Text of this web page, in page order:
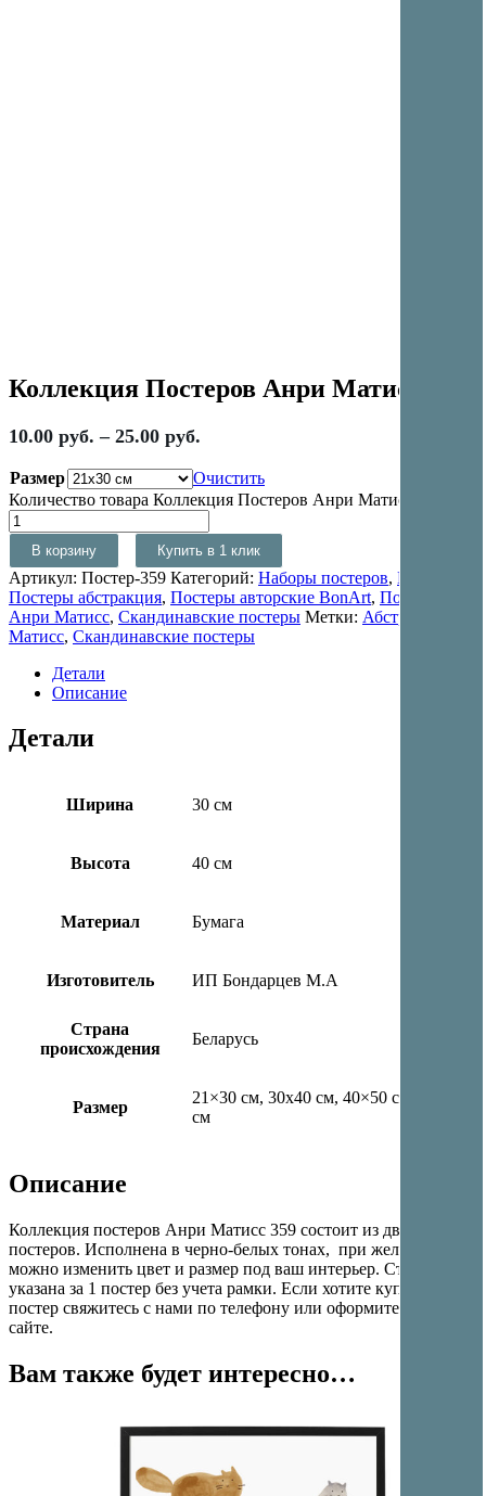
Коллекция Постеров Анри Матисс 359
10.00 руб. – 25.00 руб.
Размер
Очистить
Количество товара Коллекция Постеров Анри Матисс 359
В корзину Купить в 1 клик
Артикул: Постер-359 Категорий: Наборы постеров, Постеры
Постеры абстракция, Постеры авторские BonArt, Постеры
Анри Матисс, Скандинавские постеры Метки: Абстракция
Матисс, Скандинавские постеры
Детали
Описание
Детали
Ширина 30 см
Высота 40 см
Материал Бумага
Изготовитель ИП Бондарцев М.А
Страна
происхождения
Беларусь
Размер
21×30 см, 30х40 см, 40×50 см, 50х70
см
Описание
Коллекция постеров Анри Матисс 359 состоит из двух
постеров. Исполнена в черно-белых тонах, при желании
можно изменить цвет и размер под ваш интерьер. Стоимость
указана за 1 постер без учета рамки. Если хотите купить
постер свяжитесь с нами по телефону или оформите заказ на
сайте.
Вам также будет интересно…